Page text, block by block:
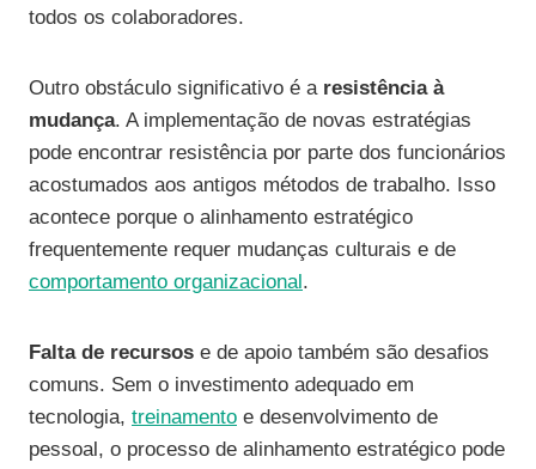
todos os colaboradores.
Outro obstáculo significativo é a resistência à
mudança. A implementação de novas estratégias
pode encontrar resistência por parte dos funcionários
acostumados aos antigos métodos de trabalho. Isso
acontece porque o alinhamento estratégico
frequentemente requer mudanças culturais e de
comportamento organizacional .
Falta de recursos e de apoio também são desafios
comuns. Sem o investimento adequado em
tecnologia, treinamento e desenvolvimento de
pessoal, o processo de alinhamento estratégico pode